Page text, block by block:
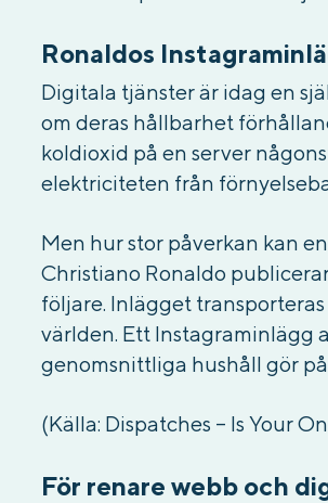
Ronaldos
Digitala tjänster är idag en
om deras hållbarhet
koldioxid på en server
elektriciteten från
Men hur stor påverkan kan
Christiano Ronaldo
följare. Inlägget
världen. Ett Instagraminlägg
genomsnittliga hushåll gör
(Källa: Dispatches – Is Your
För renare webb och